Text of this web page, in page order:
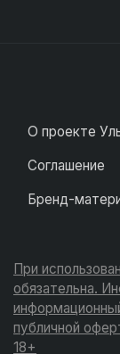
О проекте
Соглашение
Бренд-
При
обязательна.
публичной
18+